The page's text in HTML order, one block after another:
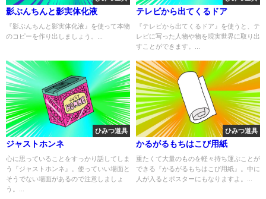
影ぶんちんと影実体化液
『影ぶんちんと影実体化液』を使って本物
のコピーを作り出しましょう。...
テレビから出てくるドア
『テレビから出てくるドア』を使うと、テ
レビに写った人物や物を現実世界に取り出
すことができます。...
ひみつ道具
ジャストホンネ
心に思っていることをすっかり話してしま
う『ジャストホンネ』。使っていい場面と
そうでない場面があるので注意しましょ
う。...
ひみつ道具
かるがるもちはこび用紙
重たくて大量のものを軽々持ち運ぶことが
できる『かるがるもちはこび用紙』。中に
人が入るとポスターにもなりますよ。...